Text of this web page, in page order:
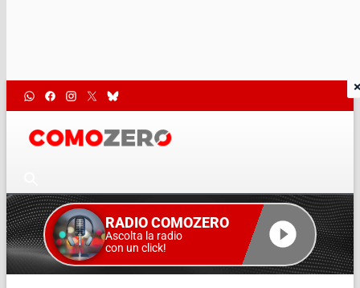
RADIO COMOZERO
Ascolta la radio
con un click!